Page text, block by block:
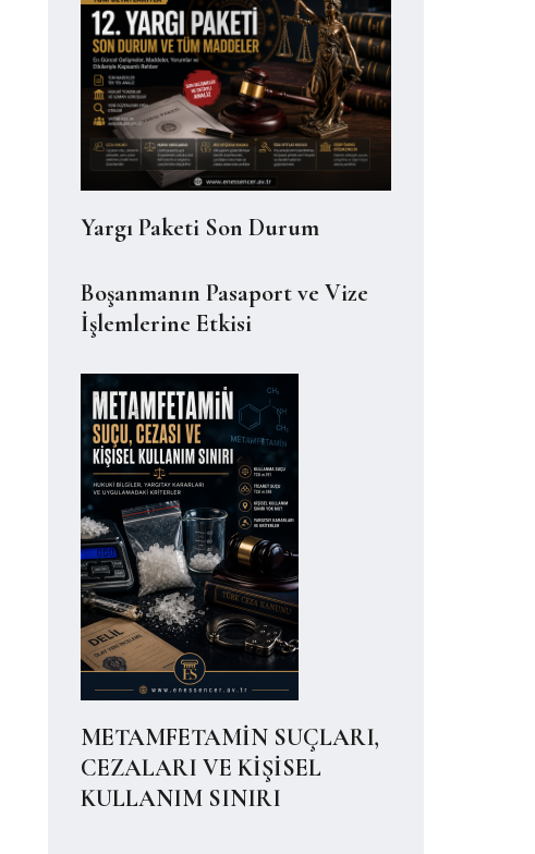
Yargı Paketi Son Durum
Boşanmanın Pasaport ve Vize
İşlemlerine Etkisi
METAMFETAMİN SUÇLARI,
CEZALARI VE KİŞİSEL
KULLANIM SINIRI